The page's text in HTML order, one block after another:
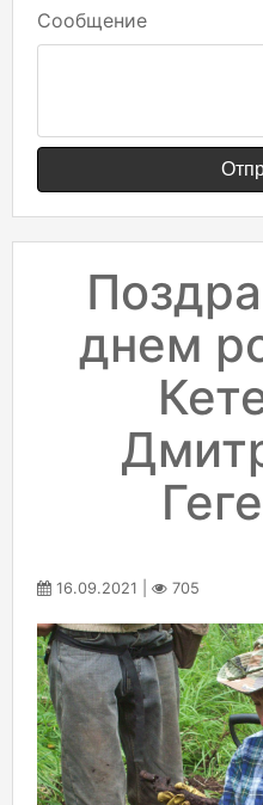
Сообщение
днем
16.09.2021 | 705